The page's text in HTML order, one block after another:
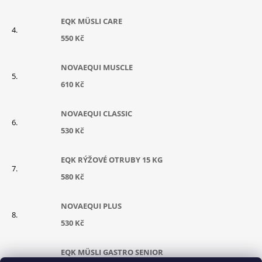
EQK MÜSLI CARE
550 Kč
NOVAEQUI MUSCLE
610 Kč
NOVAEQUI CLASSIC
530 Kč
EQK RÝŽOVÉ OTRUBY 15 KG
580 Kč
NOVAEQUI PLUS
530 Kč
EQK MÜSLI GASTRO SENIOR